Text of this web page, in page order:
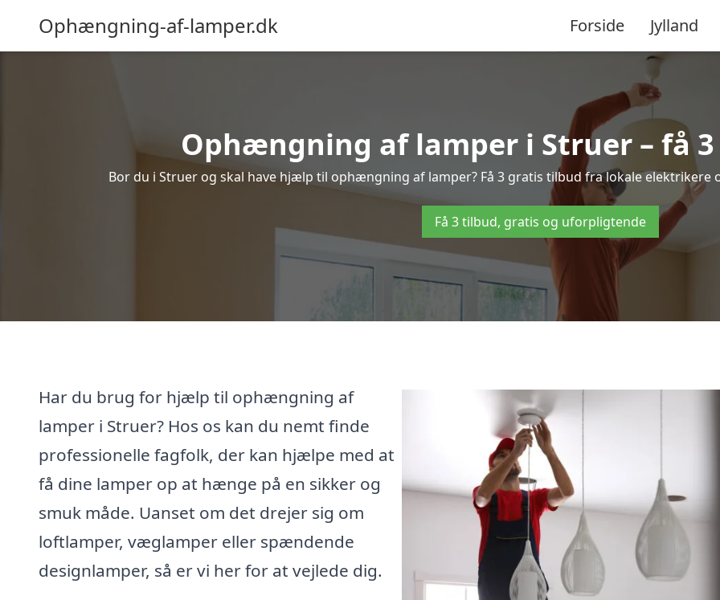
Ophængning-af-lamper.dk Forside Jylland
Ophængning af lamper i Struer – få
Bor du i Struer og skal have hjælp til ophængning af lamper? Få 3 gratis tilbud fra lokale elektrikere
Få 3 tilbud, gratis og uforpligtende
Har du brug for hjælp til ophængning af
lamper i Struer? Hos os kan du nemt finde
professionelle fagfolk, der kan hjælpe med at
få dine lamper op at hænge på en sikker og
smuk måde. Uanset om det drejer sig om
loftlamper, væglamper eller spændende
designlamper, så er vi her for at vejlede dig.